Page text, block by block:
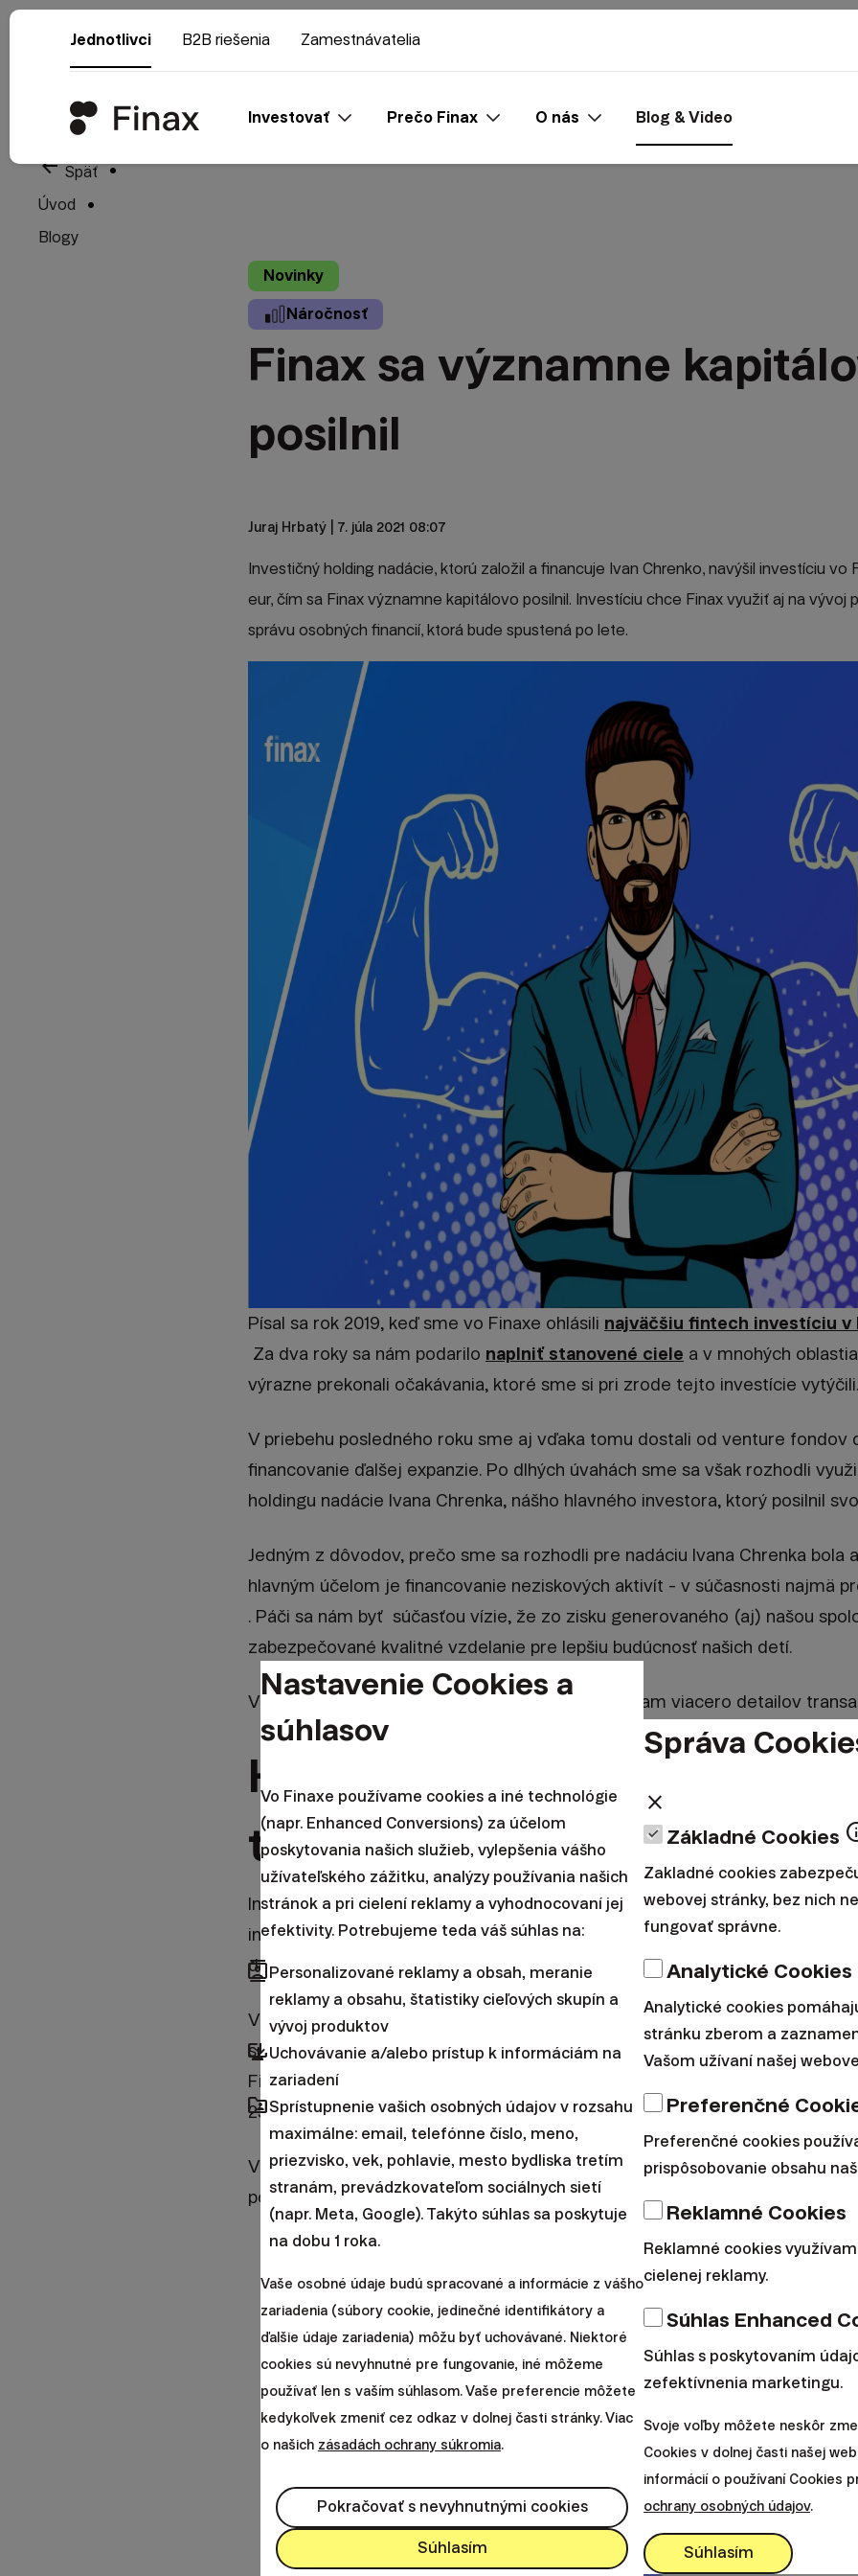
Jednotlivci B2B riešenia Zamestnávatelia
Investovať Prečo Finax O nás Blog & Video
arrow_back Späť
Úvod
Blogy
Novinky
Náročnosť
Finax sa významne
posilnil
Juraj Hrbatý | 7. júla 2021 08:07
Investičný holding nadácie, ktorú založil a financuje Ivan Chrenko, navýšil investíciu vo
eur, čím sa Finax významne kapitálovo posilnil. Investíciu chce Finax využiť aj na vývoj
správu osobných financií, ktorá bude spustená po lete.
Písal sa rok 2019, keď sme vo Finaxe ohlásili najväčšiu fintech investíciu v
Za dva roky sa nám podarilo naplniť stanovené ciele a v mnohých
výrazne prekonali očakávania, ktoré sme si pri zrode tejto investície vytýčili.
V priebehu posledného roku sme aj vďaka tomu dostali od venture fondov
financovanie ďalšej expanzie. Po dlhých úvahách sme sa však rozhodli
holdingu nadácie Ivana Chrenka, nášho hlavného investora, ktorý posilnil
Jedným z dôvodov, prečo sme sa rozhodli pre nadáciu Ivana Chrenka bola
hlavným účelom je financovanie neziskových aktivít - v súčasnosti najmä
. Páči sa nám byť súčasťou vízie, že zo zisku generovaného (aj) našou
zabezpečované kvalitné vzdelanie pre lepšiu budúcnosť našich detí.
V rámci našej otvorenej komunikácie vám prinášam viacero detailov
Hodnota Finaxu vzrástla za
takmer 8-násobne.
Investíciou 1,5 mil. eur v roku 2019 získal fond Growws Sicav (v ktorom mal
investičný holding nadácie Ivana Chrenka) vo Finaxe 50% podiel. Hodnota
dozadu stanovila na 3 mil. eur a mne ako zakladateľovi Finaxu ostal zvyšný
V priebehu posledných pár týždňov došlo k sledu transakcií,
spoločnosť nadácie Ivana Chrenka odkúpila podiel od fondu Growws Sicav
Finaxu), a zároveň navýšila investíciu vo Finaxe o ďalších 1,5 milióna eur pri
23,25 mil. eur.
Vzhľadom na fakt, že časť akcií získali v priebehu posledných dvoch rokov
podiel investora sa zvýšil len nepatrne z pôvodných 50% na približne 52%.
Nastavenie Cookies a
súhlasov
Vo Finaxe používame cookies a iné technológie
(napr. Enhanced Conversions) za účelom
poskytovania našich služieb, vylepšenia vášho
užívateľského zážitku, analýzy používania našich
stránok a pri cielení reklamy a vyhodnocovaní jej
efektivity. Potrebujeme teda váš súhlas na:
contactsPersonalizované reklamy a obsah, meranie
reklamy a obsahu, štatistiky cieľových skupín a
vývoj produktov
browser_updatedUchovávanie a/alebo prístup k informáciám na
zariadení
folder_sharedSprístupnenie vašich osobných údajov v rozsahu
maximálne: email, telefónne číslo, meno,
priezvisko, vek, pohlavie, mesto bydliska tretím
stranám, prevádzkovateľom sociálnych sietí
(napr. Meta, Google). Takýto súhlas sa poskytuje
na dobu 1 roka.
Vaše osobné údaje budú spracované a informácie z vášho
zariadenia (súbory cookie, jedinečné identifikátory a
ďalšie údaje zariadenia) môžu byť uchovávané. Niektoré
cookies sú nevyhnutné pre fungovanie, iné môžeme
používať len s vaším súhlasom. Vaše preferencie môžete
kedykoľvek zmeniť cez odkaz v dolnej časti stránky. Viac
o našich zásadách ochrany súkromia.
Pokračovať s nevyhnutnými cookies
Súhlasím
Správa
close
Základné Cookies
Zakladné cookies
webovej stránky, bez nich
fungovať správne.
Analytické Cookies
Analytické cookies
stránku zberom a
Vašom užívaní našej
Preferenčné
Preferenčné cookies
prispôsobovanie obsahu
Reklamné Cookies
Reklamné cookies
cielenej reklamy.
Súhlas Enhanced
Súhlas s poskytovaním
zefektívnenia marketingu.
Svoje voľby môžete neskôr
Cookies v dolnej časti našej
informácií o používaní Cookies
ochrany osobných údajov.
Súhlasím